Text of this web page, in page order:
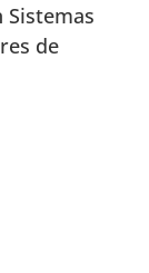
de